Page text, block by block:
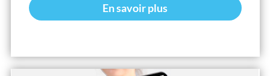
En savoir plus